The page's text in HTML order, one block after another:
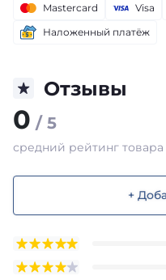
Mastercard Visa
Наложенный платёж
Отзывы
0 / 5
средний рейтинг товара
+